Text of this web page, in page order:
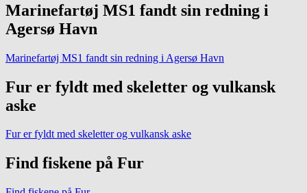
Marinefartøj MS1 fandt sin redning i
Agersø Havn
Marinefartøj MS1 fandt sin redning i Agersø Havn
Fur er fyldt med skeletter og vulkansk
aske
Fur er fyldt med skeletter og vulkansk aske
Find fiskene på Fur